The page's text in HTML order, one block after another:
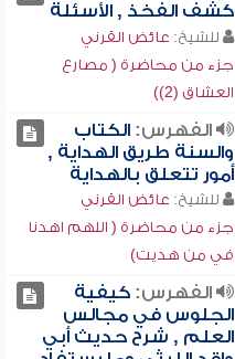
كشف الفخذ , الأسئلة
للشيخ: عائض القرني
جزء من محاضرة ( مصارع
العشاق (2))
الفهرس:الكتاب
والسنة طريق الهداية ,
أمور تتعلق بالهداية
للشيخ: عائض القرني
جزء من محاضرة ( اللهم اهدنا
في من هديت)
الفهرس:كيفية
الجلوس في مجالس
العلم , شرح حديث أبي